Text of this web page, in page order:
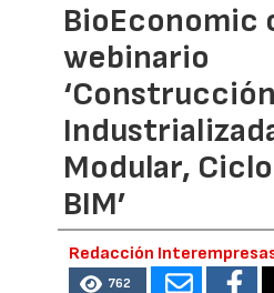
BioEconomic
webinario
‘Construcción
Modular,
BIM’
Redacción
762